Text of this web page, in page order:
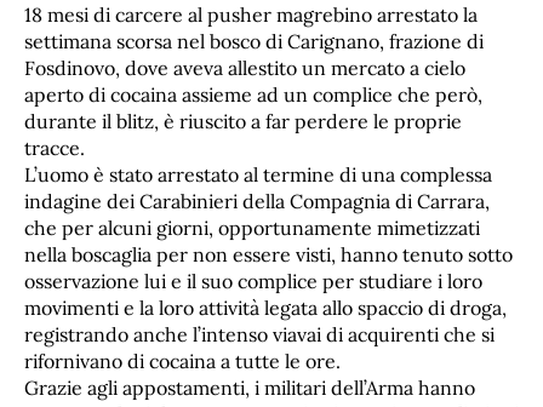
18 mesi di carcere al pusher magrebino arrestato la
settimana scorsa nel bosco di Carignano, frazione di
Fosdinovo, dove aveva allestito un mercato a cielo
aperto di cocaina assieme ad un complice che però,
durante il blitz, è riuscito a far perdere le proprie
tracce.
L’uomo è stato arrestato al termine di una complessa
indagine dei Carabinieri della Compagnia di Carrara,
che per alcuni giorni, opportunamente mimetizzati
nella boscaglia per non essere visti, hanno tenuto sotto
osservazione lui e il suo complice per studiare i loro
movimenti e la loro attività legata allo spaccio di droga,
registrando anche l’intenso viavai di acquirenti che si
rifornivano di cocaina a tutte le ore.
Grazie agli appostamenti, i militari dell’Arma hanno